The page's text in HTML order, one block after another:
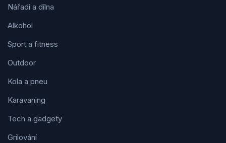
Nářadí a dílna
Alkohol
Sport a fitness
Outdoor
Kola a pneu
Karavaning
Tech a gadgety
Grilování